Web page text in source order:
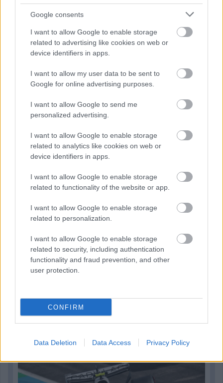
Google consents
I want to allow Google to enable storage
related to advertising like cookies on web or
device identifiers in apps.
I want to allow my user data to be sent to
Google for online advertising purposes.
I want to allow Google to send me
personalized advertising.
I want to allow Google to enable storage
related to analytics like cookies on web or
device identifiers in apps.
I want to allow Google to enable storage
related to functionality of the website or app.
I want to allow Google to enable storage
related to personalization.
I want to allow Google to enable storage
related to security, including authentication
functionality and fraud prevention, and other
user protection.
CONFIRM
Data Deletion Data Access Privacy Policy
„Lando és Oscar kapcsolata csak még erősebbé vált a
tavalyi év után” – Stella
8 órája